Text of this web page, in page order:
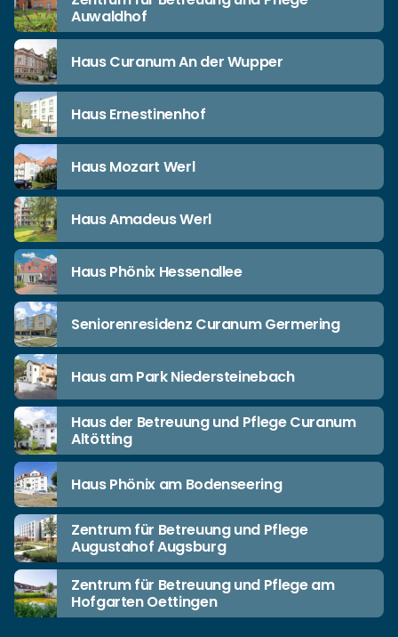
Auwaldhof
Haus Curanum An der Wupper
Haus Ernestinenhof
Haus Mozart Werl
Haus Amadeus Werl
Haus Phönix Hessenallee
Seniorenresidenz Curanum Germering
Haus am Park Niedersteinebach
Haus der Betreuung und Pflege Curanum
Altötting
Haus Phönix am Bodenseering
Zentrum für Betreuung und Pflege
Augustahof Augsburg
Zentrum für Betreuung und Pflege am
Hofgarten Oettingen